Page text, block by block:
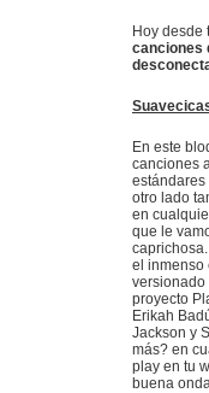
Hoy desde
canciones
En este
canciones
estándares
otro lado
en
que le
el inmenso
versionado
proyecto
Erikah
Jackson y
más? en
play en tu
buena